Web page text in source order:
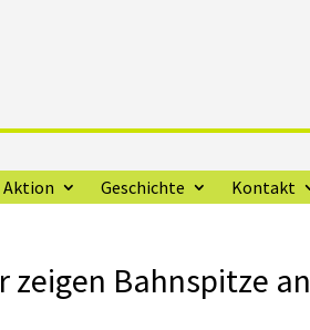
Aktion Geschichte Kontakt
zeigen Bahnspitze an